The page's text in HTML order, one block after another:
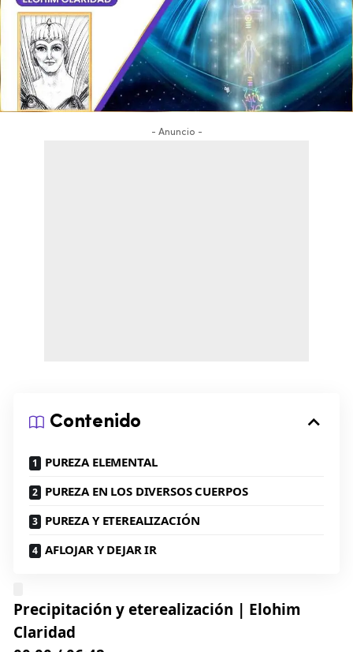
- Anuncio -
Contenido
PUREZA ELEMENTAL
PUREZA EN LOS DIVERSOS CUERPOS
PUREZA Y ETEREALIZACIÓN
AFLOJAR Y DEJAR IR
Precipitación y eterealización | Elohim
Claridad